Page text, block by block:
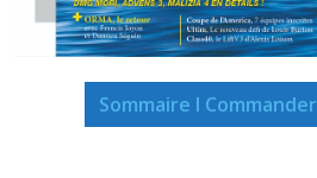
Sommaire I Commander